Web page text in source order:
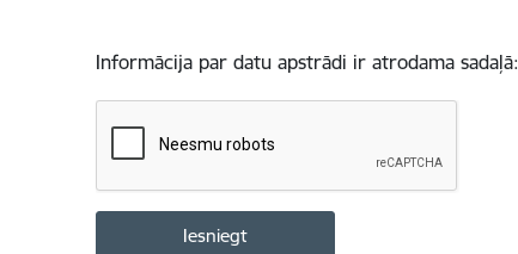
Informācija par datu apstrādi ir atrodama sadaļā: